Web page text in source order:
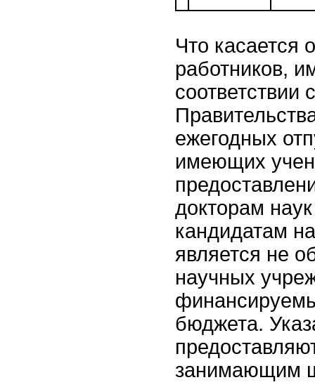
Что касается
работников,
соответствии
ежегодных
имеющих
докторам
кандидатам
является не
научных
бюджета.
занимающим